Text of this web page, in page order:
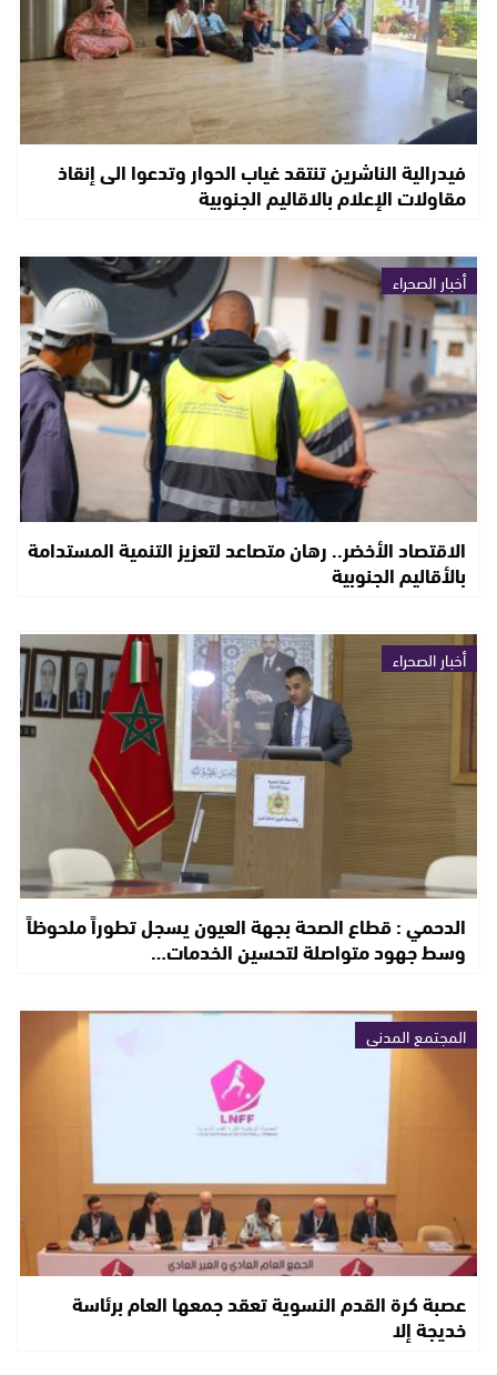
فيدرالية الناشرين تنتقد غياب الحوار وتدعوا الى إنقاذ
مقاولات الإعلام بالاقاليم الجنوبية
أخبار الصحراء
الاقتصاد الأخضر.. رهان متصاعد لتعزيز التنمية المستدامة
بالأقاليم الجنوبية
أخبار الصحراء
الدحمي : قطاع الصحة بجهة العيون يسجل تطوراً ملحوظاً
وسط جهود متواصلة لتحسين الخدمات…
المجتمع المدني
عصبة كرة القدم النسوية تعقد جمعها العام برئاسة
خديجة إلا